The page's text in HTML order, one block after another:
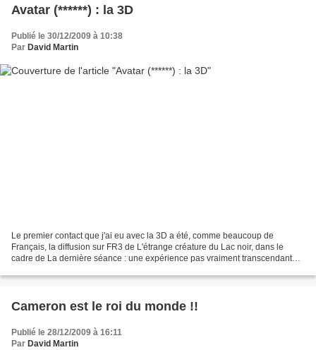
Avatar (******) : la 3D
Publié le 30/12/2009 à 10:38
Par David Martin
Le premier contact que j'ai eu avec la 3D a été, comme beaucoup de
Français, la diffusion sur FR3 de L'étrange créature du Lac noir, dans le
cadre de La dernière séance : une expérience pas vraiment transcendante
Cameron est le roi du monde !!
Publié le 28/12/2009 à 16:11
Par David Martin